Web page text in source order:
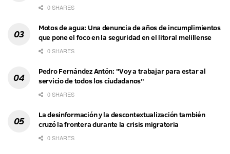
0 SHARES
Motos de agua: Una denuncia de años de incumplimientos
que pone el foco en la seguridad en el litoral melillense
0 SHARES
Pedro Fernández Antón: "Voy a trabajar para estar al
servicio de todos los ciudadanos"
0 SHARES
La desinformación y la descontextualización también
cruzó la frontera durante la crisis migratoria
0 SHARES